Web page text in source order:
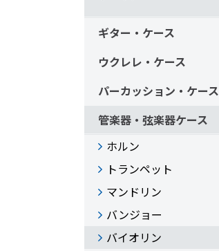
ギター・ケース
ウクレレ・ケース
パーカッション・ケース
管楽器・弦楽器ケース
ホルン
トランペット
マンドリン
バンジョー
バイオリン